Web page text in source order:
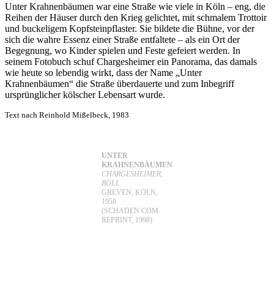
Unter Krahnenbäumen war eine Straße wie viele in Köln – eng, die
Reihen der Häuser durch den Krieg gelichtet, mit schmalem Trottoir
und buckeligem Kopfsteinpflaster. Sie bildete die Bühne, vor der
sich die wahre Essenz einer Straße entfaltete – als ein Ort der
Begegnung, wo Kinder spielen und Feste gefeiert werden. In
seinem Fotobuch schuf Chargesheimer ein Pano­rama, das damals
wie heute so lebendig wirkt, dass der Name „Unter
Krahnenbäumen“ die Straße überdauerte und zum Inbegriff
ursprünglicher ­kölscher Lebensart wurde.
Text nach Reinhold Mißelbeck, 1983
UNTER
KRAHNENBÄUMEN
CHARGESHEIMER,
BÖLL
GREVEN, KÖLN,
1958
(SCHADEN.COM
REPRINT, 1998)